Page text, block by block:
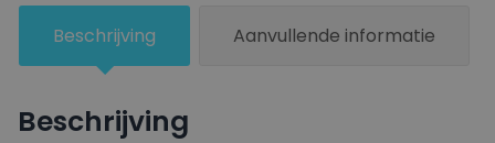
SPECTRAL
RACING
RED
150ml
Beschrijving Aanvullende informatie
Beschrijving